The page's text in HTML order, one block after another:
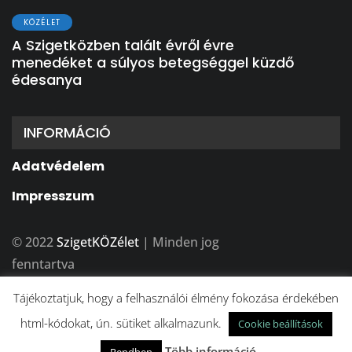
KÖZÉLET
A Szigetközben talált évről évre
menedéket a súlyos betegséggel küzdő
édesanya
INFORMÁCIÓ
Adatvédelem
Impresszum
© 2022SzigetKÖZélet | Minden jog
fenntartva
Tájékoztatjuk, hogy a felhasználói élmény fokozása érdekében
html-kódokat, ún. sütiket alkalmazunk.
Cookie beállítások